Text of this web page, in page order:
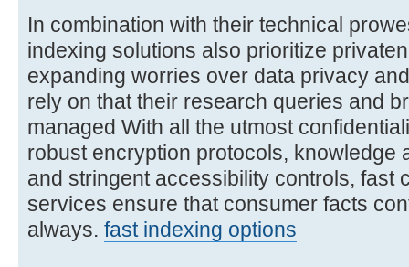
In combination with their technical
indexing solutions also prioritize
expanding worries over data privacy
rely on that their research queries and
managed With all the utmost
robust encryption protocols, knowledge
and stringent accessibility controls, fast
services ensure that consumer facts
always. fast indexing options